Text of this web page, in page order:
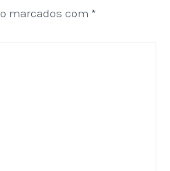
marcados com *